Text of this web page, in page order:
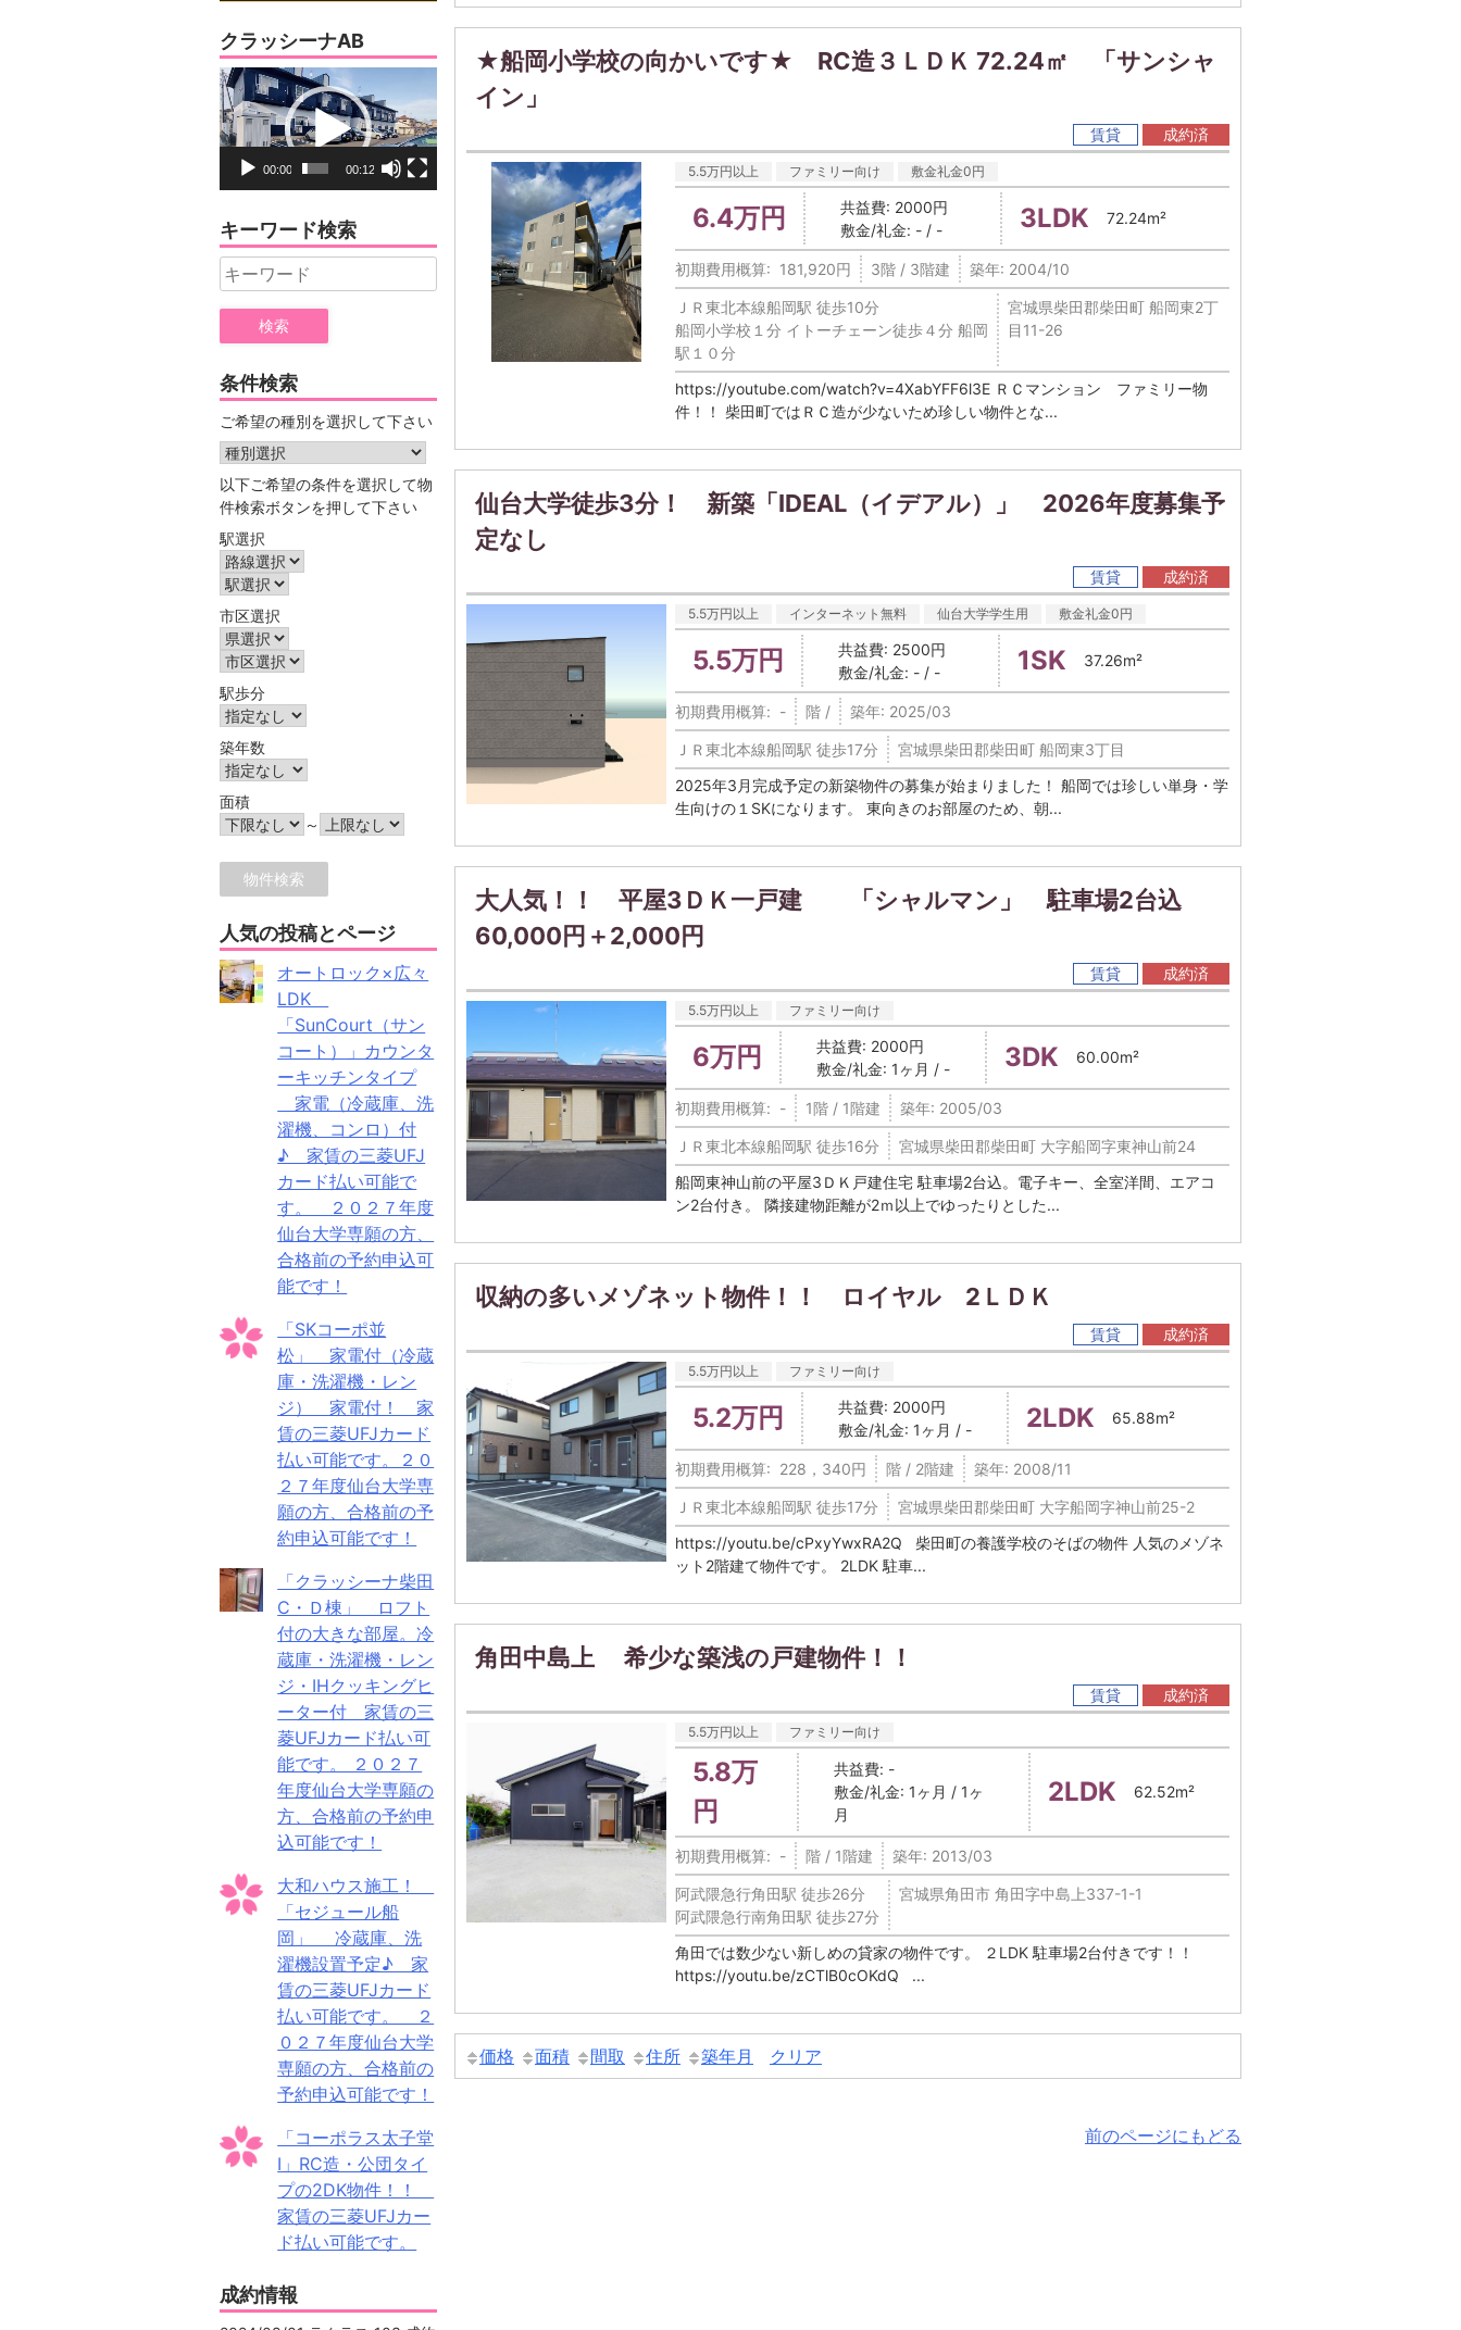
★船岡小学校の向かいです★ RC造３ＬＤＫ 72.24㎡ 「サンシャ
イン」
賃貸 成約済
5.5万円以上 ファミリー向け 敷金礼金0円
6.4万円
共益費: 2000円
敷金/礼金: - / -
3LDK 72.24m²
初期費用概算: 181,920円 3階 / 3階建 築年: 2004/10
ＪＲ東北本線船岡駅 徒歩10分
船岡小学校１分 イトーチェーン徒歩４分 船岡
駅１０分
宮城県柴田郡柴田町 船岡東2丁
目11-26
https://youtube.com/watch?v=4XabYFF6l3E ＲＣマンション ファミリー物
件！！ 柴田町ではＲＣ造が少ないため珍しい物件とな...
仙台大学徒歩3分！ 新築「IDEAL（イデアル）」 2026年度募集予
定なし
賃貸 成約済
5.5万円以上 インターネット無料 仙台大学学生用 敷金礼金0円
5.5万円
共益費: 2500円
敷金/礼金: - / -
1SK 37.26m²
初期費用概算: - 階 / 築年: 2025/03
ＪＲ東北本線船岡駅 徒歩17分
宮城県柴田郡柴田町 船岡東3丁目
2025年3月完成予定の新築物件の募集が始まりました！ 船岡では珍しい単身・学
生向けの１SKになります。 東向きのお部屋のため、朝...
大人気！！ 平屋3ＤＫ一戸建 「シャルマン」 駐車場2台込
60,000円＋2,000円
賃貸 成約済
5.5万円以上 ファミリー向け
6万円
共益費: 2000円
敷金/礼金: 1ヶ月 / -
3DK 60.00m²
初期費用概算: - 1階 / 1階建 築年: 2005/03
ＪＲ東北本線船岡駅 徒歩16分
宮城県柴田郡柴田町 大字船岡字東神山前24
船岡東神山前の平屋3ＤＫ戸建住宅 駐車場2台込。電子キー、全室洋間、エアコ
ン2台付き。 隣接建物距離が2ｍ以上でゆったりとした...
収納の多いメゾネット物件！！ ロイヤル 2ＬＤＫ
賃貸 成約済
5.5万円以上 ファミリー向け
5.2万円
共益費: 2000円
敷金/礼金: 1ヶ月 / -
2LDK 65.88m²
初期費用概算: 228，340円 階 / 2階建 築年: 2008/11
ＪＲ東北本線船岡駅 徒歩17分
宮城県柴田郡柴田町 大字船岡字神山前25-2
https://youtu.be/cPxyYwxRA2Q 柴田町の養護学校のそばの物件 人気のメゾネ
ット2階建て物件です。 2LDK 駐車...
角田中島上 希少な築浅の戸建物件！！
賃貸 成約済
5.5万円以上 ファミリー向け
5.8万
円
共益費: -
敷金/礼金: 1ヶ月 / 1ヶ
月
2LDK 62.52m²
初期費用概算: - 階 / 1階建 築年: 2013/03
阿武隈急行角田駅 徒歩26分
阿武隈急行南角田駅 徒歩27分
宮城県角田市 角田字中島上337-1-1
角田では数少ない新しめの貸家の物件です。 ２LDK 駐車場2台付きです！！
https://youtu.be/zCTlB0cOKdQ ...
価格 面積 間取 住所 築年月 クリア
前のページにもどる
ー
クラッシーナAB
動
画
プ
ー
00:00 00:12
キーワード検索
Search
for:
条件検索
ご希望の種別を選択して下さい
以下ご希望の条件を選択して物
件検索ボタンを押して下さい
駅選択
市区選択
駅歩分
築年数
面積
～
人気の投稿とページ
オートロック×広々
LDK
「SunCourt（サン
コート）」カウンタ
ーキッチンタイプ
家電（冷蔵庫、洗
濯機、コンロ）付
♪ 家賃の三菱UFJ
カード払い可能で
す。 ２０２７年度
仙台大学専願の方、
合格前の予約申込可
能です！
「SKコーポ並
松」 家電付（冷蔵
庫・洗濯機・レン
ジ） 家電付！ 家
賃の三菱UFJカード
払い可能です。２０
２７年度仙台大学専
願の方、合格前の予
約申込可能です！
「クラッシーナ柴田
C・Ｄ棟」 ロフト
付の大きな部屋。冷
蔵庫・洗濯機・レン
ジ・IHクッキングヒ
ーター付 家賃の三
菱UFJカード払い可
能です。 ２０２７
年度仙台大学専願の
方、合格前の予約申
込可能です！
大和ハウス施工！
「セジュール船
岡」 冷蔵庫、洗
濯機設置予定♪ 家
賃の三菱UFJカード
払い可能です。 ２
０２７年度仙台大学
専願の方、合格前の
予約申込可能です！
「コーポラス太子堂
Ⅰ」RC造・公団タイ
プの2DK物件！！
家賃の三菱UFJカー
ド払い可能です。
成約情報